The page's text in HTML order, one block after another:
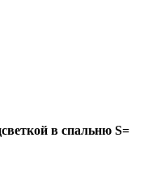
в спальню S=